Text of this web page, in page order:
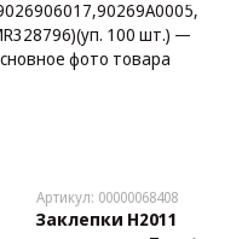
Артикул: 00000068408
Заклепки H2011